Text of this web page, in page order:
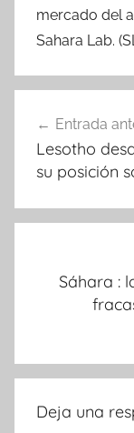
mercado del
Sahara Lab.
de
entradas
Entrada
Lesotho
su posición
Sáhara :
Deja una